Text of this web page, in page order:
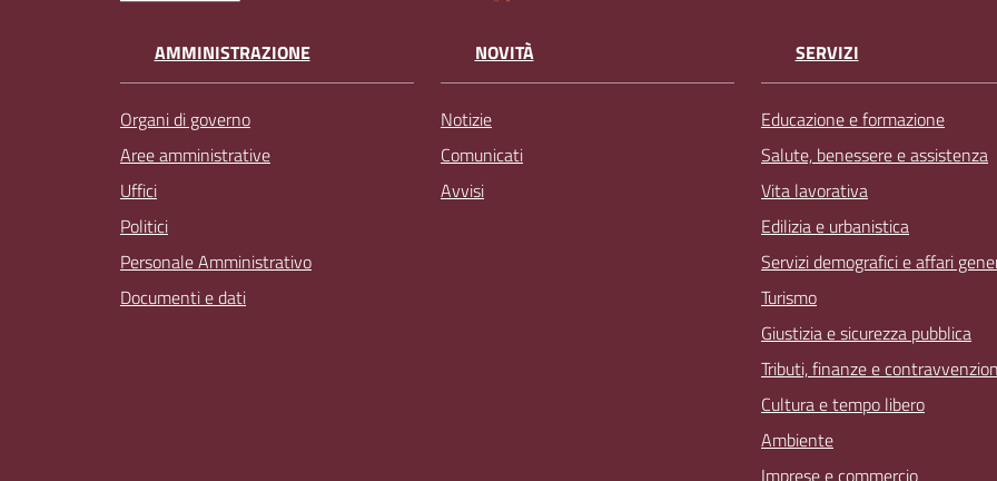
AMMINISTRAZIONE
Organi di governo
Aree amministrative
Uffici
Politici
Personale Amministrativo
Documenti e dati
NOVITÀ
Notizie
Comunicati
Avvisi
SERVIZI
Educazione e formazione
Salute, benessere e assistenza
Vita lavorativa
Edilizia e urbanistica
Servizi demografici e affari
Turismo
Giustizia e sicurezza pubblica
Tributi, finanze e
Cultura e tempo libero
Ambiente
Imprese e commercio